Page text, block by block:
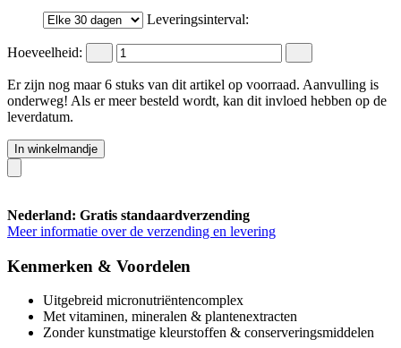
Leveringsinterval:
Hoeveelheid:
Er zijn nog maar 6 stuks van dit artikel op voorraad. Aanvulling is
onderweg! Als er meer besteld wordt, kan dit invloed hebben op de
leverdatum.
In winkelmandje
Nederland: Gratis standaardverzending
Meer informatie over de verzending en levering
Kenmerken & Voordelen
Uitgebreid micronutriëntencomplex
Met vitaminen, mineralen & plantenextracten
Zonder kunstmatige kleurstoffen & conserveringsmiddelen